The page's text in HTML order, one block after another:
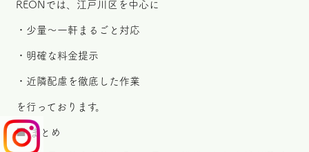
REONでは、江戸川区を中心に
・少量〜一軒まるごと対応
・明確な料金提示
・近隣配慮を徹底した作業
を行っております。
■ まとめ